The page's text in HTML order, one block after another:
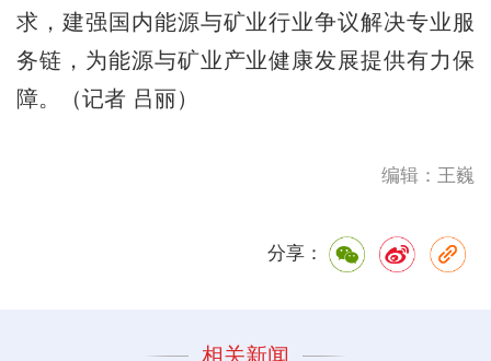
求，建强国内能源与矿业行业争议解决专业服
务链，为能源与矿业产业健康发展提供有力保
障。（记者 吕丽）
编辑：王巍
分享：
相关新闻